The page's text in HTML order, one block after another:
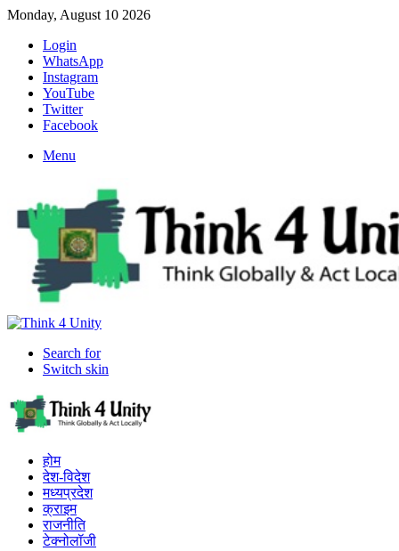
Monday, August 10 2026
Login
WhatsApp
Instagram
YouTube
Twitter
Facebook
Menu
Search for
Switch skin
होम
देश-विदेश
मध्यप्रदेश
क्राइम
राजनीति
टेक्नोलॉजी